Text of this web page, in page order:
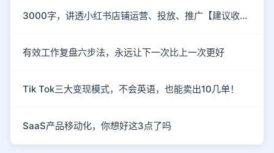
3000字，讲透小红书店铺运营、投放、推广【建议收藏】
有效工作复盘六步法，永远让下一次比上一次更好
Tik Tok三大变现模式，不会英语，也能卖出10几单！
SaaS产品移动化，你想好这3点了吗